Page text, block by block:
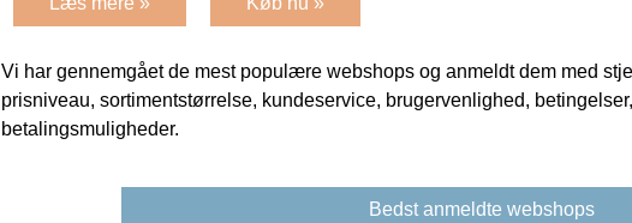
Vi har gennemgået de mest populære webshops og anmeldt dem med
prisniveau, sortimentstørrelse, kundeservice, brugervenlighed,
betalingsmuligheder.
Bedst anmeldte webshops